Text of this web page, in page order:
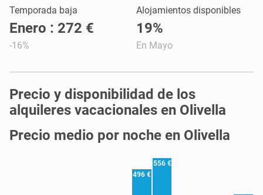
Temporada baja
Enero : 272 €
-16%
Alojamientos disponibles
19%
En Mayo
Precio y disponibilidad de los
alquileres vacacionales en Olivella
Precio medio por noche en Olivella
496 €
556 €